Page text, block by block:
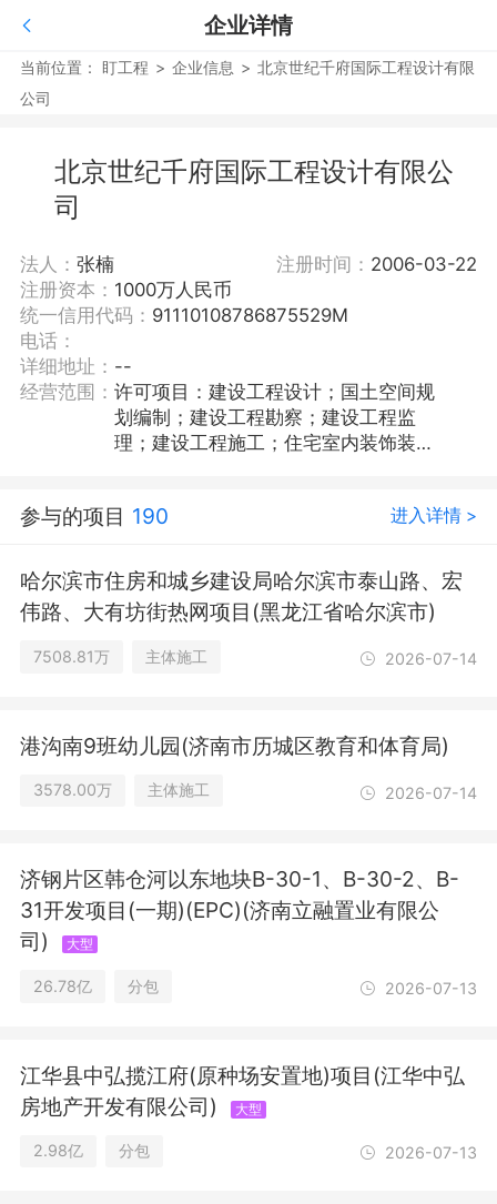
企业详情
当前位置： 盯工程 > 企业信息 > 北京世纪千府国际工程设计有限
公司
北京世纪千府国际工程设计有限公
司
法人： 张楠 注册时间： 2006-03-22
注册资本： 1000万人民币
统一信用代码： 91110108786875529M
电话：
详细地址： --
经营范围： 许可项目：建设工程设计；国土空间规
划编制；建设工程勘察；建设工程监
理；建设工程施工；住宅室内装饰装
项目以相关部门批准文件或许可证件为
理服务；工程造价咨询业务；招投标代
理服务；工程技术服务（规划管理、勘
察、设计、监理除外）；技术服务、技
术开发、技术咨询、技术交流、技术转
让、技术推广；专业设计服务；技术进
览服务；科技中介服务。（除依法须经
展经营活动）（不得从事国家和本市产
参与的项目 190 进入详情 >
哈尔滨市住房和城乡建设局哈尔滨市泰山路、宏
伟路、大有坊街热网项目(黑龙江省哈尔滨市)
7508.81万 主体施工 2026-07-14
港沟南9班幼儿园(济南市历城区教育和体育局)
3578.00万 主体施工 2026-07-14
济钢片区韩仓河以东地块B-30-1、B-30-2、B-
31开发项目(一期)(EPC)(济南立融置业有限公
司)
大型
26.78亿 分包 2026-07-13
江华县中弘揽江府(原种场安置地)项目(江华中弘
房地产开发有限公司)
大型
2.98亿 分包 2026-07-13